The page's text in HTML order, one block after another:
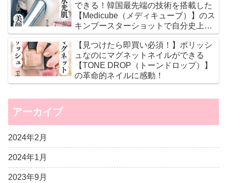
できる！韓国最先端の技術を搭載した
【Medicube（メディキューブ）】のス
キンブースターショットで自分史上最
高のツヤ肌に♡
【見つけたら即買い必須！】ポリッシ
ュなのにマグネットネイルができる
【TONE DROP（トーンドロップ）】
の革命的ネイルに感動！
アーカイブ
2024年2月
2024年1月
2023年9月